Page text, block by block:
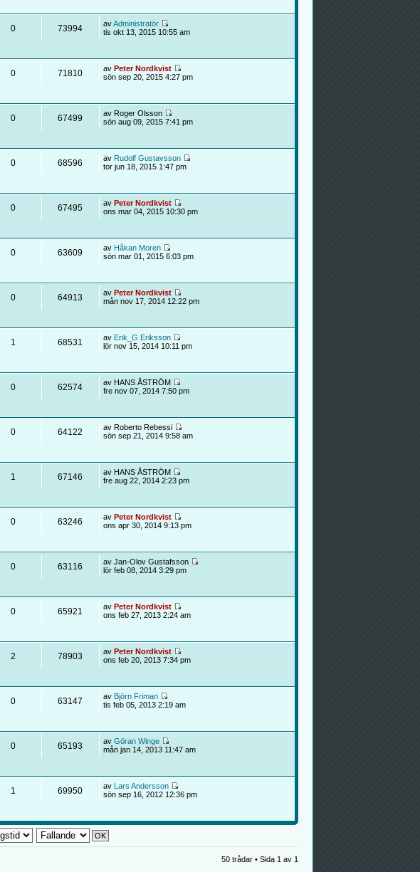
0 73994 avAdministratör
tis okt 13, 2015 10:55 am
0 71810 av Peter Nordkvist
sön sep 20, 2015 4:27 pm
0 67499
av Roger Olsson
sön aug 09, 2015 7:41 pm
0 68596 av Rudolf Gustavsson
tor jun 18, 2015 1:47 pm
0 67495 av Peter Nordkvist
ons mar 04, 2015 10:30 pm
0 63609 av Håkan Moren
sön mar 01, 2015 6:03 pm
0 64913 av Peter Nordkvist
mån nov 17, 2014 12:22 pm
1 68531 av Erik_G Eriksson
lör nov 15, 2014 10:11 pm
0 62574
av HANS ÅSTRÖM
fre nov 07, 2014 7:50 pm
0 64122
av Roberto Rebessi
sön sep 21, 2014 9:58 am
1 67146
av HANS ÅSTRÖM
fre aug 22, 2014 2:23 pm
0 63246 av Peter Nordkvist
ons apr 30, 2014 9:13 pm
0 63116
av Jan-Olov Gustafsson
lör feb 08, 2014 3:29 pm
0 65921 av Peter Nordkvist
ons feb 27, 2013 2:24 am
2 78903 av Peter Nordkvist
ons feb 20, 2013 7:34 pm
0 63147 av Björn Friman
tis feb 05, 2013 2:19 am
0 65193 av Göran Winge
mån jan 14, 2013 11:47 am
1 69950 av Lars Andersson
sön sep 16, 2012 12:36 pm
50 trådar • Sida 1 av 1